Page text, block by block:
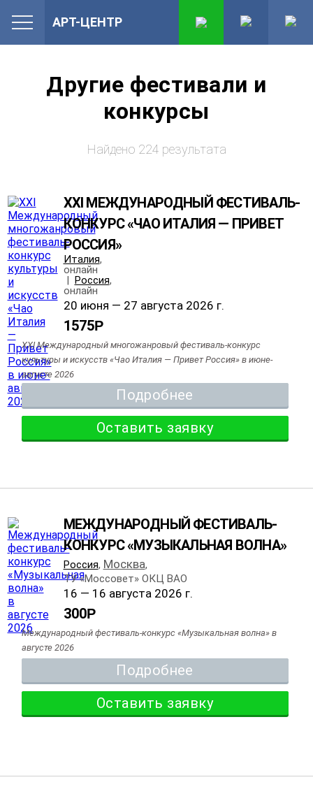
Другие фестивали и
конкурсы
Найдено 224 результата
XXI МЕЖДУНАРОДНЫЙ ФЕСТИВАЛЬ-
КОНКУРС «ЧАО ИТАЛИЯ — ПРИВЕТ
РОССИЯ»
Италия,
онлайн
| Россия,
онлайн
20 июня — 27 августа 2026 г.
1575Р
XXI Международный многожанровый фестиваль-конкурс
культуры и искусств «Чао Италия — Привет Россия» в июне-
августе 2026
Подробнее
Оставить заявку
МЕЖДУНАРОДНЫЙ ФЕСТИВАЛЬ-
КОНКУРС «МУЗЫКАЛЬНАЯ ВОЛНА»
Россия, Москва,
ТУ «Моссовет» ОКЦ ВАО
16 — 16 августа 2026 г.
300Р
Международный фестиваль-конкурс «Музыкальная волна» в
августе 2026
Подробнее
Оставить заявку
АРТ-ЦЕНТР